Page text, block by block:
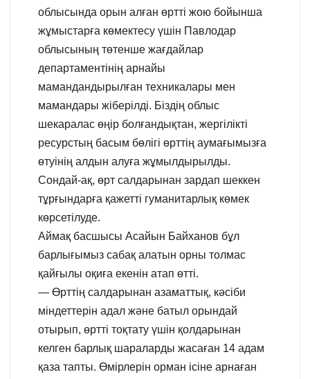
облысында орын алған өртті жою бойынша
жұмыстарға көмектесу үшін Павлодар
облысының төтенше жағдайлар
департаментінің арнайы
мамандандырылған техникалары мен
мамандары жіберілді. Біздің облыс
шекаралас өңір болғандықтан, жергілікті
ресурстың басым бөлігі өрттің аумағымызға
өтуінің алдын алуға жұмылдырылды.
Сондай-ақ, өрт салдарынан зардап шеккен
тұрғындарға қажетті гуманитарлық көмек
көрсетілуде.
Аймақ басшысы Асайын Байханов бұл
барлығымыз сабақ алатын орны толмас
қайғылы оқиға екенін атап өтті.
— Өрттің салдарынан азаматтық, кәсіби
міндеттерін адал және батыл орындай
отырып, өртті тоқтату үшін қолдарынан
келген барлық шараларды жасаған 14 адам
қаза тапты. Өмірлерін орман ісіне арнаған